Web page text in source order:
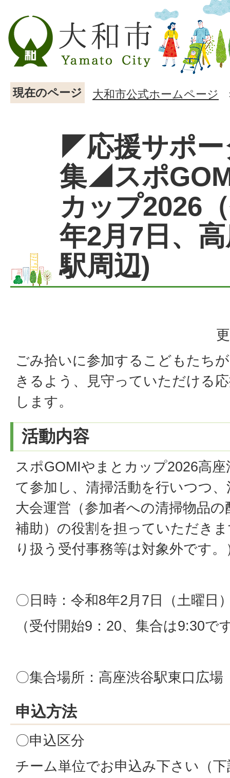
現在のページ 大和市公式ホームページ
◤応援サポー
集◢スポ
カップ2026
年2月7日、
駅周辺)
ごみ拾いに参加するこどもたち
きるよう、見守っていただける
します。
活動内容
スポGOMIやまとカップ2026高
て参加し、清掃活動を行いつつ
大会運営（参加者への清掃物品
補助）の役割を担っていただき
り扱う受付事務等は対象外です。
〇日時：令和8年2月7日（土曜日
（受付開始9：20、集合は9:30で
〇集合場所：高座渋谷駅東口広場
申込方法
〇申込区分
チーム単位でお申込み下さい（